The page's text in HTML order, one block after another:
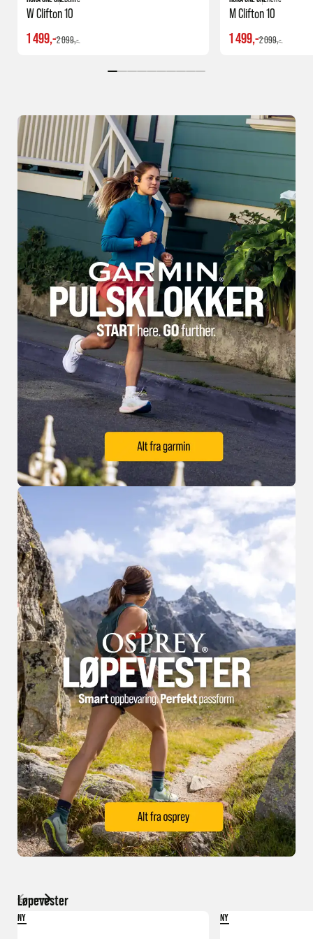
W Clifton 10
2 099,-
1 499,-
M Clifton 10
2 099,-
1 499,-
Løpevester
NY NY